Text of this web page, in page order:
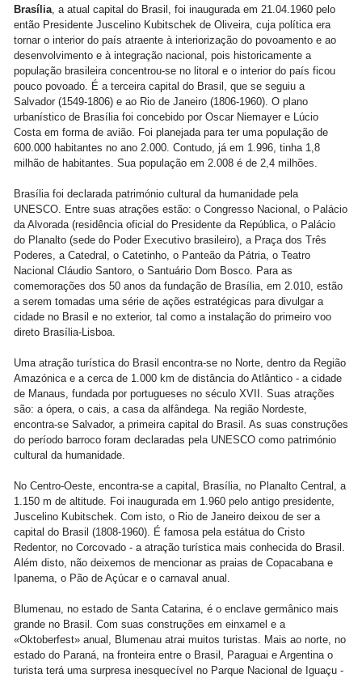
Brasília , a atual capital do Brasil, foi inaugurada em 21.04.1960 pelo
então Presidente Juscelino Kubitschek de Oliveira, cuja política era
tornar o interior do país atraente à interiorização do povoamento e ao
desenvolvimento e à integração nacional, pois historicamente a
população brasileira concentrou-se no litoral e o interior do país ficou
pouco povoado. É a terceira capital do Brasil, que se seguiu a
Salvador (1549-1806) e ao Rio de Janeiro (1806-1960). O plano
urbanístico de Brasília foi concebido por Oscar Niemayer e Lúcio
Costa em forma de avião. Foi planejada para ter uma população de
600.000 habitantes no ano 2.000. Contudo, já em 1.996, tinha 1,8
milhão de habitantes. Sua população em 2.008 é de 2,4 milhões.
Brasília foi declarada património cultural da humanidade pela
UNESCO. Entre suas atrações estão: o Congresso Nacional, o Palácio
da Alvorada (residência oficial do Presidente da República, o Palácio
do Planalto (sede do Poder Executivo brasileiro), a Praça dos Três
Poderes, a Catedral, o Catetinho, o Panteão da Pátria, o Teatro
Nacional Cláudio Santoro, o Santuário Dom Bosco. Para as
comemorações dos 50 anos da fundação de Brasília, em 2.010, estão
a serem tomadas uma série de ações estratégicas para divulgar a
cidade no Brasil e no exterior, tal como a instalação do primeiro voo
direto Brasília-Lisboa.
Uma atração turística do Brasil encontra-se no Norte, dentro da Região
Amazónica e a cerca de 1.000 km de distância do Atlântico - a cidade
de Manaus, fundada por portugueses no século XVII. Suas atrações
são: a ópera, o cais, a casa da alfândega. Na região Nordeste,
encontra-se Salvador, a primeira capital do Brasil. As suas construções
do período barroco foram declaradas pela UNESCO como património
cultural da humanidade.
No Centro-Oeste, encontra-se a capital, Brasília, no Planalto Central, a
1.150 m de altitude. Foi inaugurada em 1.960 pelo antigo presidente,
Juscelino Kubitschek. Com isto, o Rio de Janeiro deixou de ser a
capital do Brasil (1808-1960). É famosa pela estátua do Cristo
Redentor, no Corcovado - a atração turística mais conhecida do Brasil.
Além disto, não deixemos de mencionar as praias de Copacabana e
Ipanema, o Pão de Açúcar e o carnaval anual.
Blumenau, no estado de Santa Catarina, é o enclave germânico mais
grande no Brasil. Com suas construções em einxamel e a
«Oktoberfest» anual, Blumenau atrai muitos turistas. Mais ao norte, no
estado do Paraná, na fronteira entre o Brasil, Paraguai e Argentina o
turista terá uma surpresa inesquecível no Parque Nacional de Iguaçu -